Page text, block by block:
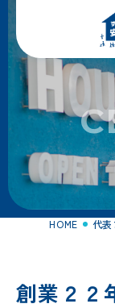
コ
テ
ン
ス
ナ
ゲ
ー
ン
HOME 代表
創業２２